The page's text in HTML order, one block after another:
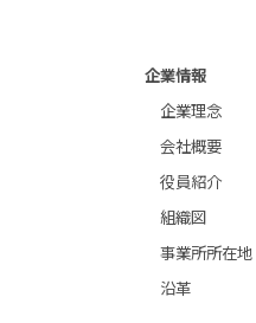
企業情報
企業理念
会社概要
役員紹介
組織図
事業所所在地
沿革